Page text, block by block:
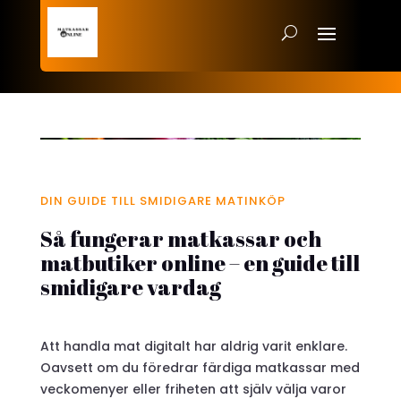
DIN GUIDE TILL SMIDIGARE MATINKÖP
Så fungerar matkassar och
matbutiker online – en guide till
smidigare vardag
Att handla mat digitalt har aldrig varit enklare.
Oavsett om du föredrar färdiga matkassar med
veckomenyer eller friheten att själv välja varor